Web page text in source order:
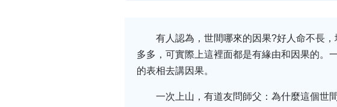
有人認為，世間哪來的因果?好人命不長
多多，可實際上這裡面都是有緣由和因果的。
的表相去講因果。
一次上山，有道友問師父：為什麼這個世